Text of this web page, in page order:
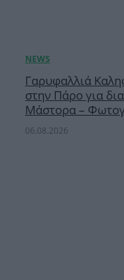
Γαρυφαλλιά
στην Πάρο για
Μάστορα –
06.08.2026